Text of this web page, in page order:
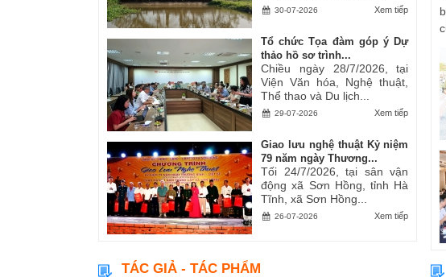
Xem tiếp
30-07-2026
Tổ chức Tọa đàm góp ý Dự
thảo hồ sơ trình...
Chiều ngày 28/7/2026, tại
Viện Văn hóa, Nghệ thuật,
Thể thao và Du lịch...
Xem tiếp
29-07-2026
Giao lưu nghệ thuật Kỷ niệm
79 năm ngày Thương...
Tối 24/7/2026, tại sân vận
động xã Sơn Hồng, tỉnh Hà
Tĩnh, xã Sơn Hồng...
Xem tiếp
26-07-2026
TÁC GIẢ - TÁC PHẨM